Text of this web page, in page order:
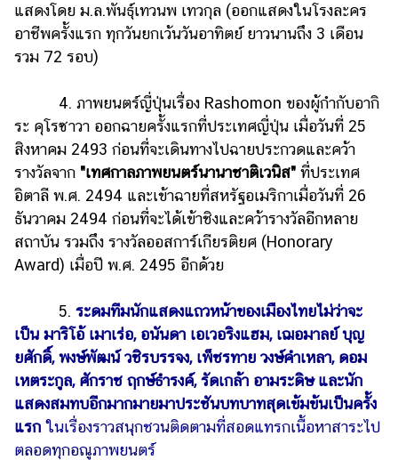
แสดงโดย ม.ล.พันธุ์เทวนพ เทวกุล (ออกแสดงในโรงละคร
อาชีพครั้งแรก ทุกวันยกเว้นวันอาทิตย์ ยาวนานถึง 3 เดือน
รวม 72 รอบ)
4. ภาพยนตร์ญี่ปุ่นเรื่อง Rashomon ของผู้กำกับอากิ
ระ คุโรซาวา ออกฉายครั้งแรกที่ประเทศญี่ปุ่น เมื่อวันที่ 25
สิงหาคม 2493 ก่อนที่จะเดินทางไปฉายประกวดและคว้า
รางวัลจาก "เทศกาลภาพยนตร์นานาชาติเวนิส" ที่ประเทศ
อิตาลี พ.ศ. 2494 และเข้าฉายที่สหรัฐอเมริกาเมื่อวันที่ 26
ธันวาคม 2494 ก่อนที่จะได้เข้าชิงและคว้ารางวัลอีกหลาย
สถาบัน รวมถึง รางวัลออสการ์เกียรติยศ (Honorary
Award) เมื่อปี พ.ศ. 2495 อีกด้วย
5. ระดมทีมนักแสดงแถวหน้าของเมืองไทยไม่ว่าจะ
เป็น มาริโอ้ เมาเร่อ, อนันดา เอเวอริงแฮม, เฌอมาลย์ บุญ
ยศักดิ์, พงษ์พัฒน์ วชิรบรรจง, เพ็ชรทาย วงษ์คำเหลา, ดอม
เหตระกูล, ศักราช ฤกษ์ธำรงค์, รัดเกล้า อามระดิษ และนัก
แสดงสมทบอีกมากมายมาประชันบทบาทสุดเข้มข้นเป็นครั้ง
แรก ในเรื่องราวสนุกชวนติดตามที่สอดแทรกเนื้อหาสาระไป
ตลอดทุกอณูภาพยนตร์